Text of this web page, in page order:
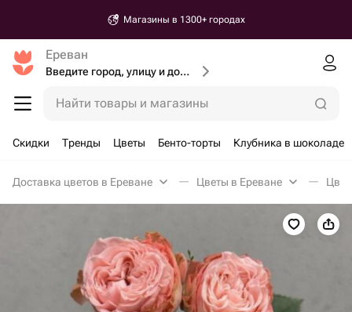
Магазины в 1300+ городах
Ереван
Введите город, улицу и дом доставки
Найти товары и магазины
Скидки Тренды Цветы Бенто-торты Клубника в шоколаде
Доставка цветов в Ереване Цветы в Ереване